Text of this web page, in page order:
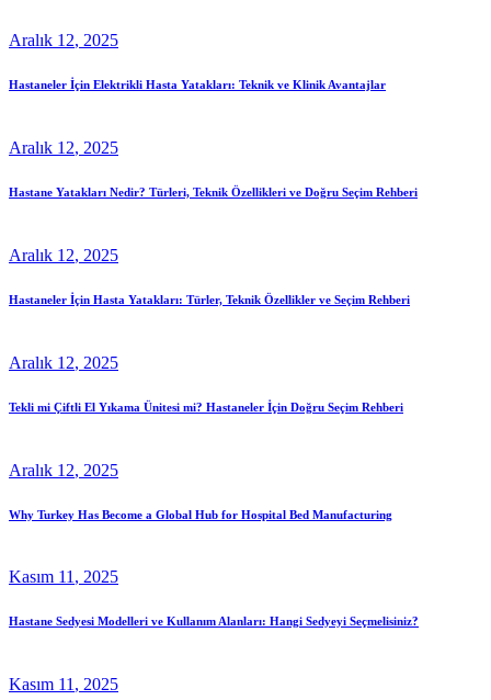
Aralık 12, 2025
Hastaneler İçin Elektrikli Hasta Yatakları: Teknik ve Klinik Avantajlar
Aralık 12, 2025
Hastane Yatakları Nedir? Türleri, Teknik Özellikleri ve Doğru Seçim Rehberi
Aralık 12, 2025
Hastaneler İçin Hasta Yatakları: Türler, Teknik Özellikler ve Seçim Rehberi
Aralık 12, 2025
Tekli mi Çiftli El Yıkama Ünitesi mi? Hastaneler İçin Doğru Seçim Rehberi
Aralık 12, 2025
Why Turkey Has Become a Global Hub for Hospital Bed Manufacturing
Kasım 11, 2025
Hastane Sedyesi Modelleri ve Kullanım Alanları: Hangi Sedyeyi Seçmelisiniz?
Kasım 11, 2025